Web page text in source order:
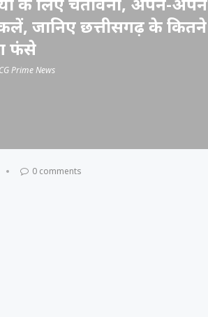
जानिए छत्तीसगढ़ के कितने
फंसे
CG Prime News
0 comments